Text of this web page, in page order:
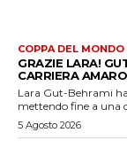
COPPA DEL MONDO
GRAZIE LARA!
CARRIERA AMARO
Lara Gut-Behrami
mettendo fine a una
5 Agosto 2026